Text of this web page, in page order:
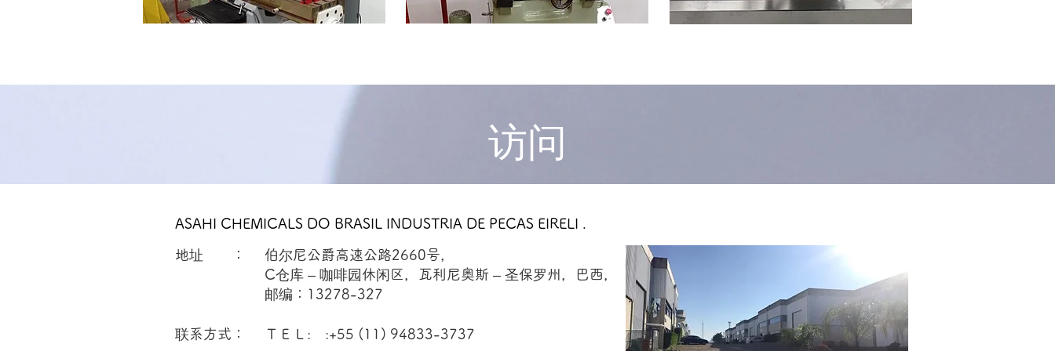
访问
ASAHI CHEMICALS DO BRASIL INDUSTRIA DE PECAS EIRELI .
地址 ：
伯尔尼公爵高速公路2660号，
C仓库 – 咖啡园休闲区，瓦利尼奥斯 – 圣保罗州，巴西，
邮编：13278-327
联系方式： ＴＥＬ: :+55 (11) 94833-3737